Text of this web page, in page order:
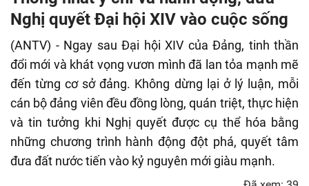
Nghị quyết Đại hội XIV vào cuộc sống
(ANTV) - Ngay sau Đại hội XIV của Đảng, tinh thần
đổi mới và khát vọng vươn mình đã lan tỏa mạnh mẽ
đến từng cơ sở đảng. Không dừng lại ở lý luận, mỗi
cán bộ đảng viên đều đồng lòng, quán triệt, thực hiện
và tin tưởng khi Nghị quyết được cụ thể hóa bằng
những chương trình hành động đột phá, quyết tâm
đưa đất nước tiến vào kỷ nguyên mới giàu mạnh.